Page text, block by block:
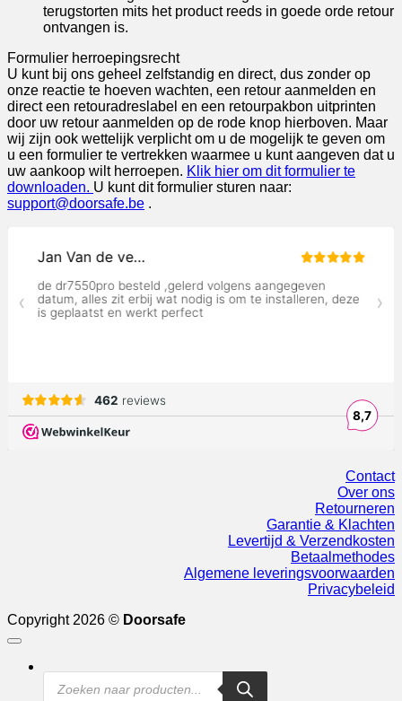
terugstorten mits het product reeds in goede orde retour
ontvangen is.
Formulier herroepingsrecht
U kunt bij ons geheel zelfstandig en direct, dus zonder op
onze reactie te hoeven wachten, een retour aanmelden en
direct een retouradreslabel en een retourpakbon uitprinten
door uw retour aanmelden op de rode knop hierboven. Maar
wij zijn ook wettelijk verplicht om u de mogelijk te geven om
u een formulier te vertrekken waarmee u kunt aangeven dat u
uw aankoop wilt herroepen. Klik hier om dit formulier te
downloaden. U kunt dit formulier sturen naar:
support@doorsafe.be .
Contact
Over ons
Retourneren
Garantie & Klachten
Levertijd & Verzendkosten
Betaalmethodes
Algemene leveringsvoorwaarden
Privacybeleid
Copyright 2026 © Doorsafe
Products
search